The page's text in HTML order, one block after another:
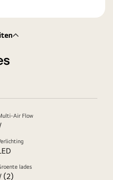
Air Flow
lades
(2)